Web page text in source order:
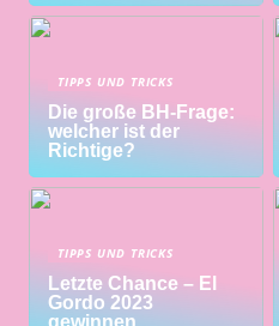
TIPPS UND TRICKS
Die große BH-Frage:
welcher ist der
Richtige?
TIPPS UND TRICKS
Letzte Chance – El
Gordo 2023